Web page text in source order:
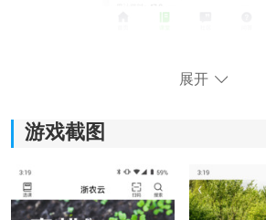
农民能轻松学习各种农业知识。
解最新的行业动态和科技进展。
展开
游戏截图